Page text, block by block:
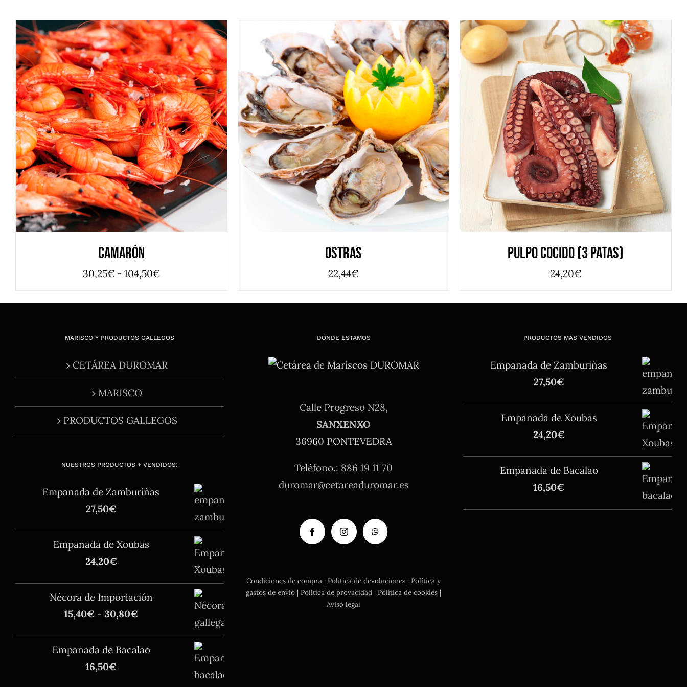
SELECCIONAR OPCIONES / QUICK VIEW
Camarón
30,25€ - 104,50€Rango
precios:
30,25€
SELECCIONAR OPCIONES / QUICK VIEW
Ostras
22,44€
AÑADIR AL CARRITO / QUICK VIEW
Pulpo Cocido (3 Patas)
24,20€
MARISCO Y PRODUCTOS GALLEGOS
CETÁREA DUROMAR
MARISCO
PRODUCTOS GALLEGOS
NUESTROS PRODUCTOS + VENDIDOS:
Empanada de Zamburiñas
27,50€
Empanada de Xoubas
24,20€
Nécora de Importación
15,40€ - 30,80€Rango
precios:
Empanada de Bacalao
16,50€
DÓNDE ESTAMOS
Calle Progreso N28,
SANXENXO
36960 PONTEVEDRA
Teléfono.: 886 19 11 70
duromar@cetareaduromar.es
Condiciones de compra | Política de devoluciones | Política y
gastos de envío | Política de provacidad | Política de cookies |
Aviso legal
PRODUCTOS MÁS VENDIDOS
Empanada de Zamburiñas
27,50€
Empanada de Xoubas
24,20€
Empanada de Bacalao
16,50€